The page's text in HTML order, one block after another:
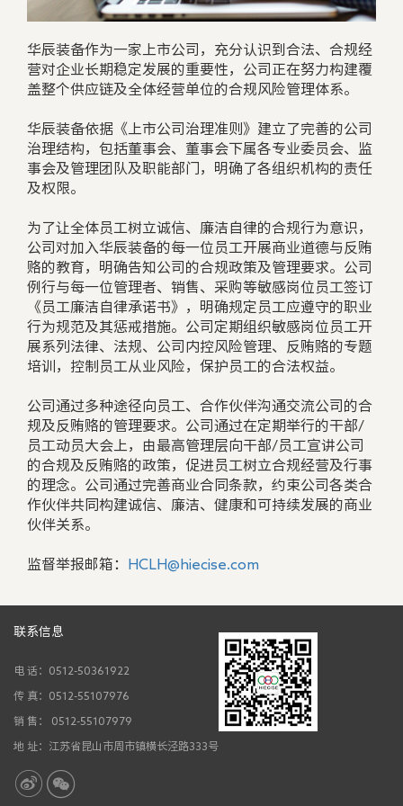
华辰装备作为一家上市公司，充分认识到合法、合规经
营对企业长期稳定发展的重要性，公司正在努力构建覆
盖整个供应链及全体经营单位的合规风险管理体系。
华辰装备依据《上市公司治理准则》建立了完善的公司
治理结构，包括董事会、董事会下属各专业委员会、监
事会及管理团队及职能部门，明确了各组织机构的责任
及权限。
为了让全体员工树立诚信、廉洁自律的合规行为意识，
公司对加入华辰装备的每一位员工开展商业道德与反贿
赂的教育，明确告知公司的合规政策及管理要求。公司
例行与每一位管理者、销售、采购等敏感岗位员工签订
《员工廉洁自律承诺书》，明确规定员工应遵守的职业
行为规范及其惩戒措施。公司定期组织敏感岗位员工开
展系列法律、法规、公司内控风险管理、反贿赂的专题
培训，控制员工从业风险，保护员工的合法权益。
公司通过多种途径向员工、合作伙伴沟通交流公司的合
规及反贿赂的管理要求。公司通过在定期举行的干部/
员工动员大会上，由最高管理层向干部/员工宣讲公司
的合规及反贿赂的政策，促进员工树立合规经营及行事
的理念。公司通过完善商业合同条款，约束公司各类合
作伙伴共同构建诚信、廉洁、健康和可持续发展的商业
伙伴关系。
监督举报邮箱： HCLH@hiecise.com
联系信息
电 话：0512-50361922
传 真：0512-55107976
销 售： 0512-55107979
地 址：江苏省昆山市周市镇横长泾路333号